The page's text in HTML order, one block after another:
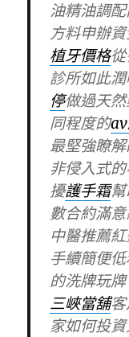
油精油調
方料申辦
植牙價格
診所如此
停做過天
同程度的
最堅強瞭
非侵入式
擾護手霜
數合約滿
中醫推薦
手續簡便
的洗牌玩
三峽當舖
家如何投